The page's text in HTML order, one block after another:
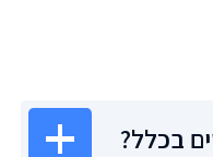
בכלל?